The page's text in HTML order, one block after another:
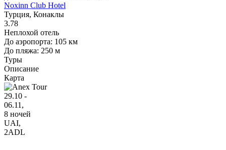
Noxinn Club Hotel
Турция, Конаклы
3.78
Неплохой отель
До аэропорта: 105 км
До пляжа: 250 м
Туры
Описание
Карта
29.10 -
06.11,
8 ночей
UAI,
2ADL